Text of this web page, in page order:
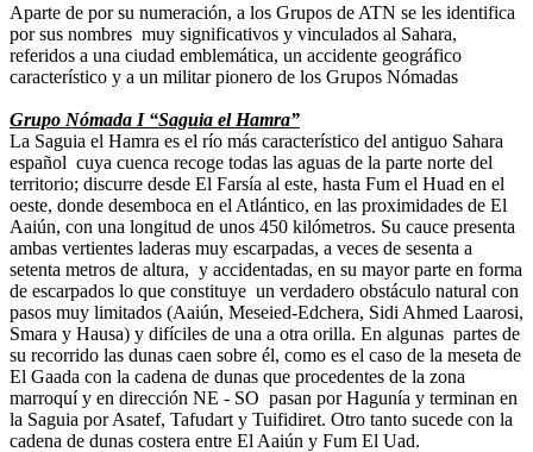
Aparte de por su numeración, a los Grupos de ATN se les identifica
por sus nombres muy significativos y vinculados al Sahara,
referidos a una ciudad emblemática, un accidente geográfico
característico y a un militar pionero de los Grupos Nómadas
Grupo Nómada I “Saguia el Hamra”
La Saguia el Hamra es el río más característico del antiguo Sahara
español cuya cuenca recoge todas las aguas de la parte norte del
territorio; discurre desde El Farsía al este, hasta Fum el Huad en el
oeste, donde desemboca en el Atlántico, en las proximidades de El
Aaiún, con una longitud de unos 450 kilómetros. Su cauce presenta
ambas vertientes laderas muy escarpadas, a veces de sesenta a
setenta metros de altura, y accidentadas, en su mayor parte en forma
de escarpados lo que constituye un verdadero obstáculo natural con
pasos muy limitados (Aaiún, Meseied-Edchera, Sidi Ahmed Laarosi,
Smara y Hausa) y difíciles de una a otra orilla. En algunas partes de
su recorrido las dunas caen sobre él, como es el caso de la meseta de
El Gaada con la cadena de dunas que procedentes de la zona
marroquí y en dirección NE - SO pasan por Hagunía y terminan en
la Saguia por Asatef, Tafudart y Tuifidiret. Otro tanto sucede con la
cadena de dunas costera entre El Aaiún y Fum El Uad.